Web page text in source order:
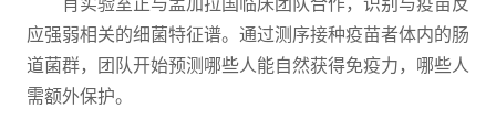
应强弱相关的细菌特征谱。通过测序接种疫苗者体内的肠
道菌群，团队开始预测哪些人能自然获得免疫力，哪些人
需额外保护。